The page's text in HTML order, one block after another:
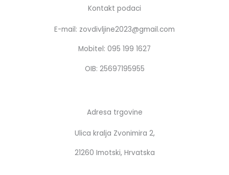
b
o
o
k
a
r
a
m
Kontakt podaci
E-mail: zovdivljine2023@gmail.com
Mobitel: 095 199 1627
OIB: 25697195955
Adresa trgovine
Ulica kralja Zvonimira 2,
21260 Imotski, Hrvatska